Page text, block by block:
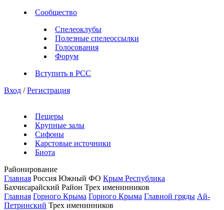
Сообщество
Спелеоклубы
Полезные спелеоссылки
Голосования
Форум
Вступить в РСС
Вход / Регистрация
Пещеры
Крупные залы
Сифоны
Карстовые источники
Биота
Районирование
Главная Россия Южный ФО Крым Республика
Бахчисарайский Район Трех именинников
Главная Горного Крыма Горного Крыма Главной гряды Ай-
Петринский Трех именинников